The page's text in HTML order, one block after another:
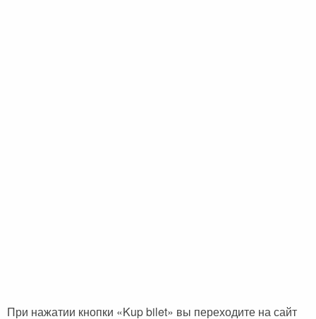
При нажатии кнопки «Kup bilet» вы переходите на сайт